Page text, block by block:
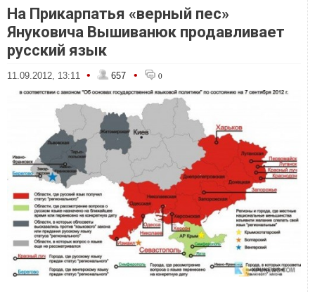
На Прикарпатья «верный пес»
Януковича Вышиванюк продавливает
русский язык
11.09.2012, 13:11 • 657 • 0